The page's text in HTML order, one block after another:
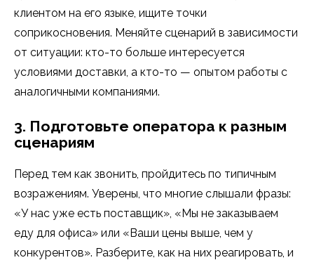
клиентом на его языке, ищите точки
соприкосновения. Меняйте сценарий в зависимости
от ситуации: кто-то больше интересуется
условиями доставки, а кто-то — опытом работы с
аналогичными компаниями.
3. Подготовьте оператора к разным
сценариям
Перед тем как звонить, пройдитесь по типичным
возражениям. Уверены, что многие слышали фразы:
«У нас уже есть поставщик», «Мы не заказываем
еду для офиса» или «Ваши цены выше, чем у
конкурентов». Разберите, как на них реагировать, и